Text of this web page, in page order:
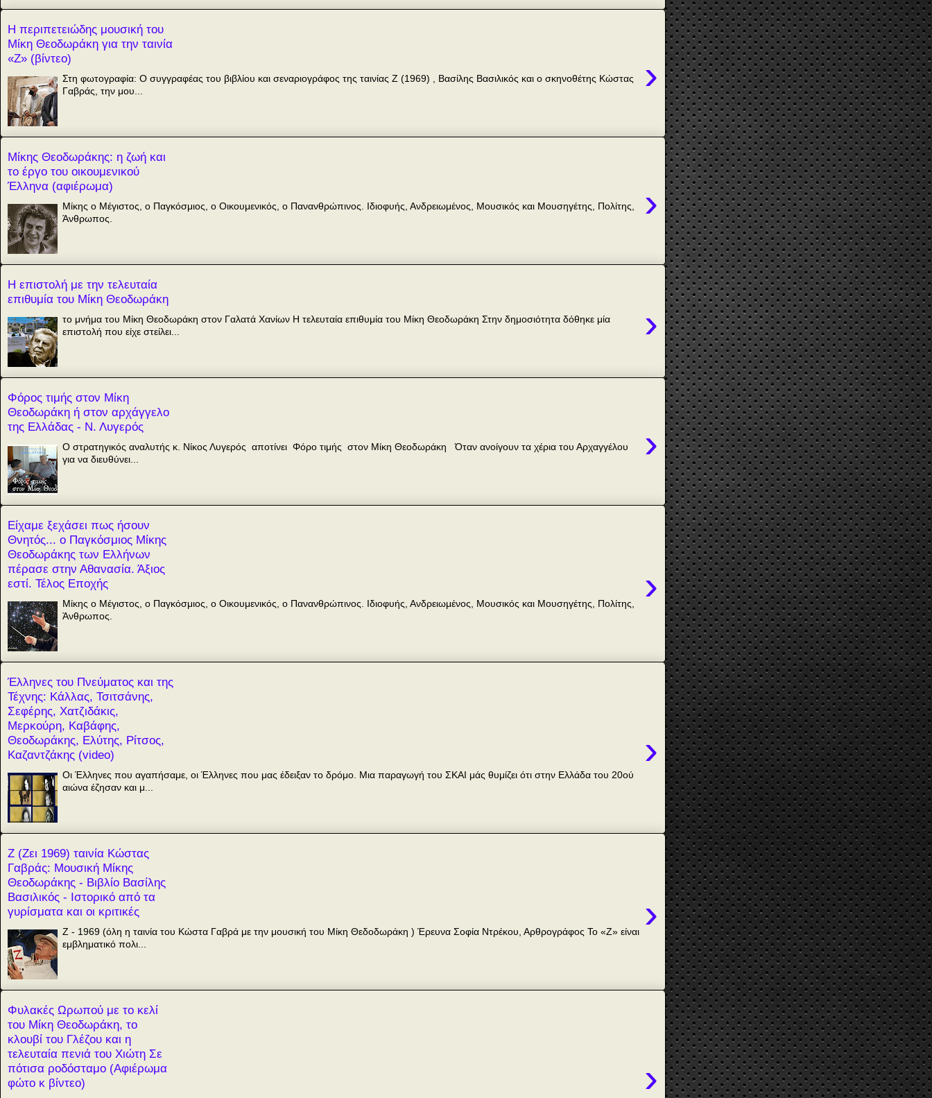
Η περιπετειώδης μουσική του
Μίκη Θεοδωράκη για την ταινία
«Ζ» (βίντεο)
›
Στη φωτογραφία: Ο συγγραφέας του βιβλίου και σεναριογράφος της ταινίας Ζ (1969) , Βασίλης Βασιλικός και ο σκηνοθέτης Κώστας
Γαβράς, την μου...
Μίκης Θεοδωράκης: η ζωή και
το έργο του οικουμενικού
Έλληνα (αφιέρωμα)
›
Μίκης ο Μέγιστος, ο Παγκόσμιος, ο Οικουμενικός, ο Πανανθρώπινος. Ιδιοφυής, Ανδρειωμένος, Μουσικός και Μουσηγέτης, Πολίτης,
Άνθρωπος.
Η επιστολή με την τελευταία
επιθυμία του Μίκη Θεοδωράκη
›
το μνήμα του Μίκη Θεοδωράκη στον Γαλατά Χανίων Η τελευταία επιθυμία του Μίκη Θεοδωράκη Στην δημοσιότητα δόθηκε μία
επιστολή που είχε στείλει...
Φόρος τιμής στον Μίκη
Θεοδωράκη ή στον αρχάγγελο
της Ελλάδας - Ν. Λυγερός
›
Ο στρατηγικός αναλυτής κ. Νίκος Λυγερός αποτίνει Φόρο τιμής στον Μίκη Θεοδωράκη Όταν ανοίγουν τα χέρια του Αρχαγγέλου
για να διευθύνει...
Είχαμε ξεχάσει πως ήσουν
Θνητός... ο Παγκόσμιος Μίκης
Θεοδωράκης των Ελλήνων
πέρασε στην Αθανασία. Άξιος
εστί. Τέλος Εποχής
›
Μίκης ο Μέγιστος, ο Παγκόσμιος, ο Οικουμενικός, ο Πανανθρώπινος. Ιδιοφυής, Ανδρειωμένος, Μουσικός και Μουσηγέτης, Πολίτης,
Άνθρωπος.
Έλληνες του Πνεύματος και της
Τέχνης: Κάλλας, Τσιτσάνης,
Σεφέρης, Χατζιδάκις,
Μερκούρη, Καβάφης,
Θεοδωράκης, Ελύτης, Ρίτσος,
Καζαντζάκης (video)
›
Οι Έλληνες που αγαπήσαμε, οι Έλληνες που μας έδειξαν το δρόμο. Μια παραγωγή του ΣΚΑΙ μάς θυμίζει ότι στην Ελλάδα του 20ού
αιώνα έζησαν και μ...
Ζ (Ζει 1969) ταινία Κώστας
Γαβράς: Μουσική Μίκης
Θεοδωράκης - Βιβλίο Βασίλης
Βασιλικός - Ιστορικό από τα
γυρίσματα και οι κριτικές
›
Z - 1969 (όλη η ταινία του Κώστα Γαβρά με την μουσική του Μίκη Θεδοδωράκη ) Έρευνα Σοφία Ντρέκου, Αρθρογράφος Το «Ζ» είναι
εμβληματικό πολι...
Φυλακές Ωρωπού με το κελί
του Μίκη Θεοδωράκη, το
κλουβί του Γλέζου και η
τελευταία πενιά του Χιώτη Σε
πότισα ροδόσταμο (Αφιέρωμα
φώτο κ βίντεο)
›